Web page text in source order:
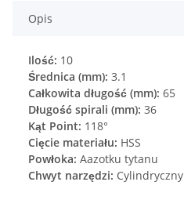
Opis
Ilość: 10
Średnica (mm): 3.1
Całkowita długość (mm): 65
Długość spirali (mm): 36
Kąt Point: 118°
Cięcie materiału: HSS
Powłoka: Aazotku tytanu
Chwyt narzędzi: Cylindryczny